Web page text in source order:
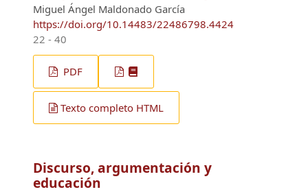
Miguel Ángel Maldonado García
https://doi.org/10.14483/22486798.4424
22 - 40
PDF
Texto completo HTML
Discurso, argumentación y
educación